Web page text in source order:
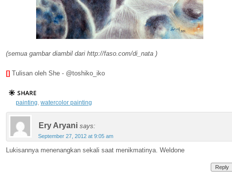
(semua gambar diambil dari http://faso.com/di_nata )
[] Tulisan oleh She - @toshiko_iko
painting, watercolor painting
Ery Aryani says:
September 27, 2012 at 9:05 am
Lukisannya menenangkan sekali saat menikmatinya. Weldone
Reply